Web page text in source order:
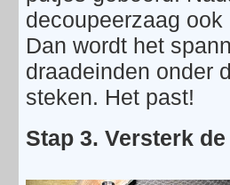
decoupeerzaag
Dan wordt het
draadeinden onder
steken. Het past!
Stap 3. Versterk